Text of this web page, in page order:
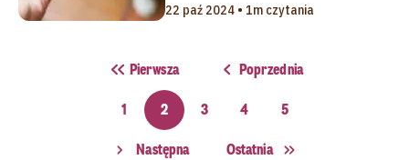
22 paź 2024 • 1m czytania
Pierwsza Poprzednia
1 2 3 4 5
Następna Ostatnia